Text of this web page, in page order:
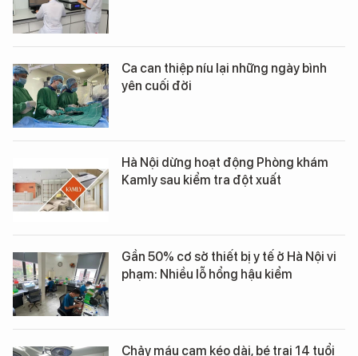
Ca can thiệp níu lại những ngày bình
yên cuối đời
Hà Nội dừng hoạt động Phòng khám
Kamly sau kiểm tra đột xuất
Gần 50% cơ sở thiết bị y tế ở Hà Nội vi
phạm: Nhiều lỗ hổng hậu kiểm
Chảy máu cam kéo dài, bé trai 14 tuổi